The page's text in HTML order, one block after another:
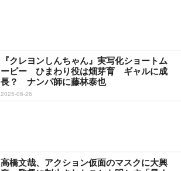
『クレヨンしんちゃん』実写化ショートム
ービー ひまわり役は畑芽育 ギャルに成
長？ ナンパ師に藤林泰也
2025-06-26
高橋文哉、アクション仮面のマスクに大興